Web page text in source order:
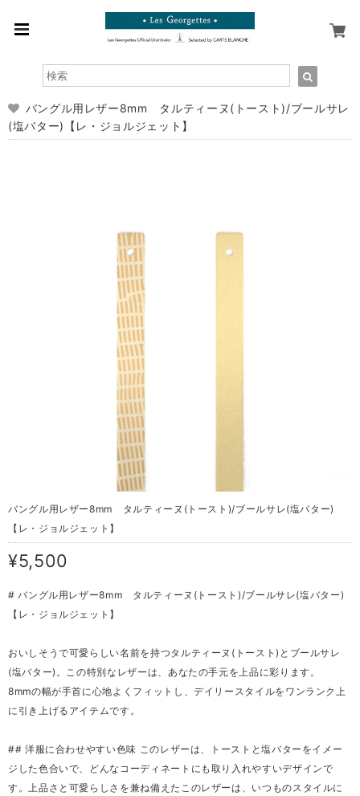
バングル用レザー8mm タルティーヌ(トースト)/ブールサレ
(塩バター)【レ・ジョルジェット】
バングル用レザー8mm タルティーヌ(トースト)/ブールサレ(塩バター)
【レ・ジョルジェット】
¥5,500
# バングル用レザー8mm タルティーヌ(トースト)/ブールサレ(塩バター)
【レ・ジョルジェット】
おいしそうで可愛らしい名前を持つタルティーヌ(トースト)とブールサレ
(塩バター)。この特別なレザーは、あなたの手元を上品に彩ります。
8mmの幅が手首に心地よくフィットし、デイリースタイルをワンランク上
に引き上げるアイテムです。
## 洋服に合わせやすい色味 このレザーは、トーストと塩バターをイメー
ジした色合いで、どんなコーディネートにも取り入れやすいデザインで
す。上品さと可愛らしさを兼ね備えたこのレザーは、いつものスタイルに